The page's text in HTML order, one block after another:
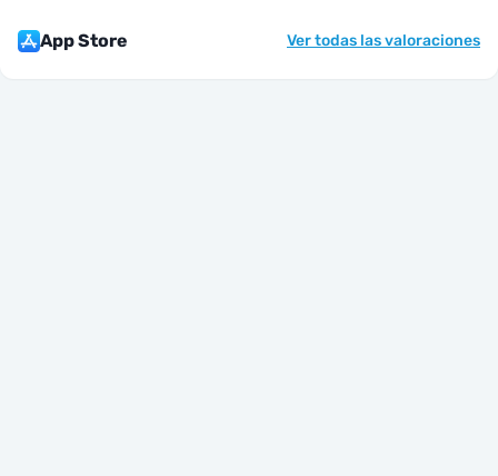
App Store Ver todas las valoraciones